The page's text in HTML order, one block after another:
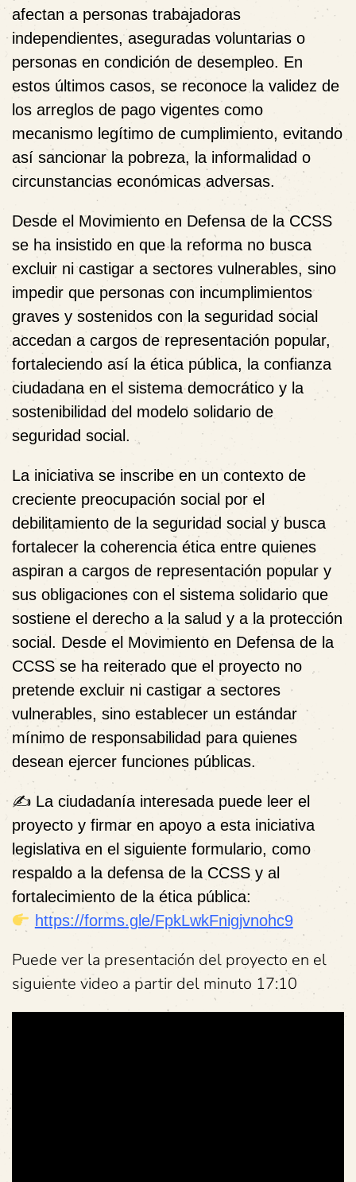
afectan a personas trabajadoras
independientes, aseguradas voluntarias o
personas en condición de desempleo. En
estos últimos casos, se reconoce la validez de
los arreglos de pago vigentes como
mecanismo legítimo de cumplimiento, evitando
así sancionar la pobreza, la informalidad o
circunstancias económicas adversas.
Desde el Movimiento en Defensa de la CCSS
se ha insistido en que la reforma no busca
excluir ni castigar a sectores vulnerables, sino
impedir que personas con incumplimientos
graves y sostenidos con la seguridad social
accedan a cargos de representación popular,
fortaleciendo así la ética pública, la confianza
ciudadana en el sistema democrático y la
sostenibilidad del modelo solidario de
seguridad social.
La iniciativa se inscribe en un contexto de
creciente preocupación social por el
debilitamiento de la seguridad social y busca
fortalecer la coherencia ética entre quienes
aspiran a cargos de representación popular y
sus obligaciones con el sistema solidario que
sostiene el derecho a la salud y a la protección
social. Desde el Movimiento en Defensa de la
CCSS se ha reiterado que el proyecto no
pretende excluir ni castigar a sectores
vulnerables, sino establecer un estándar
mínimo de responsabilidad para quienes
desean ejercer funciones públicas.
✍️ La ciudadanía interesada puede leer el
proyecto y firmar en apoyo a esta iniciativa
legislativa en el siguiente formulario, como
respaldo a la defensa de la CCSS y al
fortalecimiento de la ética pública:
https://forms.gle/FpkLwkFnigjvnohc9
Puede ver la presentación del proyecto en el
siguiente video a partir del minuto 17:10